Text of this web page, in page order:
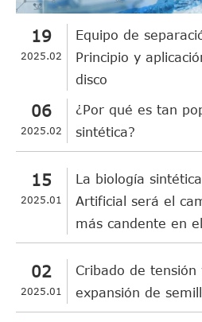
19
2025.02
Equipo de
Principio y
disco
06
2025.02
¿Por qué es tan
sintética?
15
2025.01
La biología
Artificial será el
más candente en
02
2025.01
Cribado de tensión
expansión de